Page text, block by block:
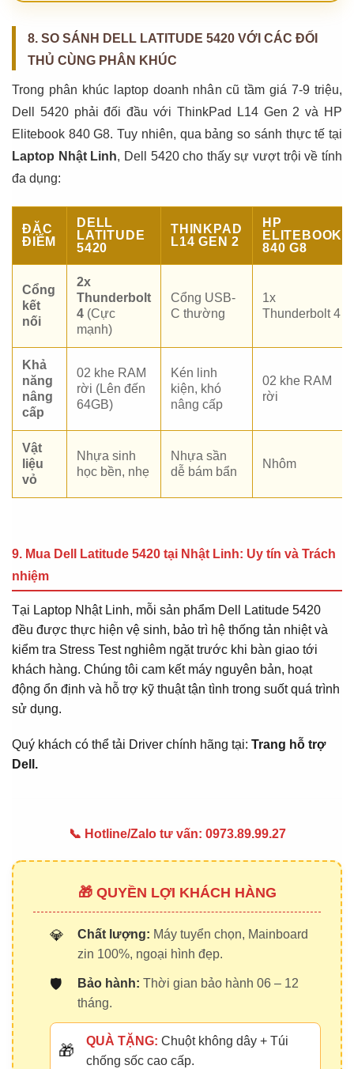
8. SO SÁNH DELL LATITUDE 5420 VỚI CÁC ĐỐI
THỦ CÙNG PHÂN KHÚC
Trong phân khúc laptop doanh nhân cũ tầm giá 7-9 triệu,
Dell 5420 phải đối đầu với ThinkPad L14 Gen 2 và HP
Elitebook 840 G8. Tuy nhiên, qua bảng so sánh thực tế tại
Laptop Nhật Linh, Dell 5420 cho thấy sự vượt trội về tính
đa dụng:
ĐẶC
ĐIỂM
DELL
LATITUDE
5420
THINKPAD
L14 GEN 2
HP
ELITEBOOK
840 G8
Cổng
kết
nối
2x
Thunderbolt
4 (Cực
mạnh)
Cổng USB-
C thường
1x
Thunderbolt 4
Khả
năng
nâng
cấp
02 khe RAM
rời (Lên đến
64GB)
Kén linh
kiện, khó
nâng cấp
02 khe RAM
rời
Vật
liệu
vỏ
Nhựa sinh
học bền, nhẹ
Nhựa sần
dễ bám bẩn
Nhôm
9. Mua Dell Latitude 5420 tại Nhật Linh: Uy tín và Trách
nhiệm
Tại Laptop Nhật Linh, mỗi sản phẩm Dell Latitude 5420
đều được thực hiện vệ sinh, bảo trì hệ thống tản nhiệt và
kiểm tra Stress Test nghiêm ngặt trước khi bàn giao tới
khách hàng. Chúng tôi cam kết máy nguyên bản, hoạt
động ổn định và hỗ trợ kỹ thuật tận tình trong suốt quá trình
sử dụng.
Quý khách có thể tải Driver chính hãng tại: Trang hỗ trợ
Dell .
📞 Hotline/Zalo tư vấn: 0973.89.99.27
🎁 QUYỀN LỢI KHÁCH HÀNG
💎 Chất lượng: Máy tuyển chọn, Mainboard
zin 100%, ngoại hình đẹp.
🛡️ Bảo hành: Thời gian bảo hành 06 – 12
tháng.
🎁
QUÀ TẶNG: Chuột không dây + Túi
chống sốc cao cấp.